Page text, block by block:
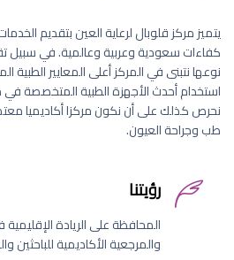
يتميز مركز قلوبال لرعاية العين بتقديم
كفاءات سعودية وعربية وعالمية. في سبيل
نوعها نتبنى في المركز أعلى المعايير الطبية
استخدام أحدث الأجهزة الطبية المتخصصة
نحرص كذلك على أن نكون مركزا أكاديميا
طب وجراحة العيون.
رؤيتنا
المحافظة على الريادة
والمرجعية الأكاديمية للباحثين